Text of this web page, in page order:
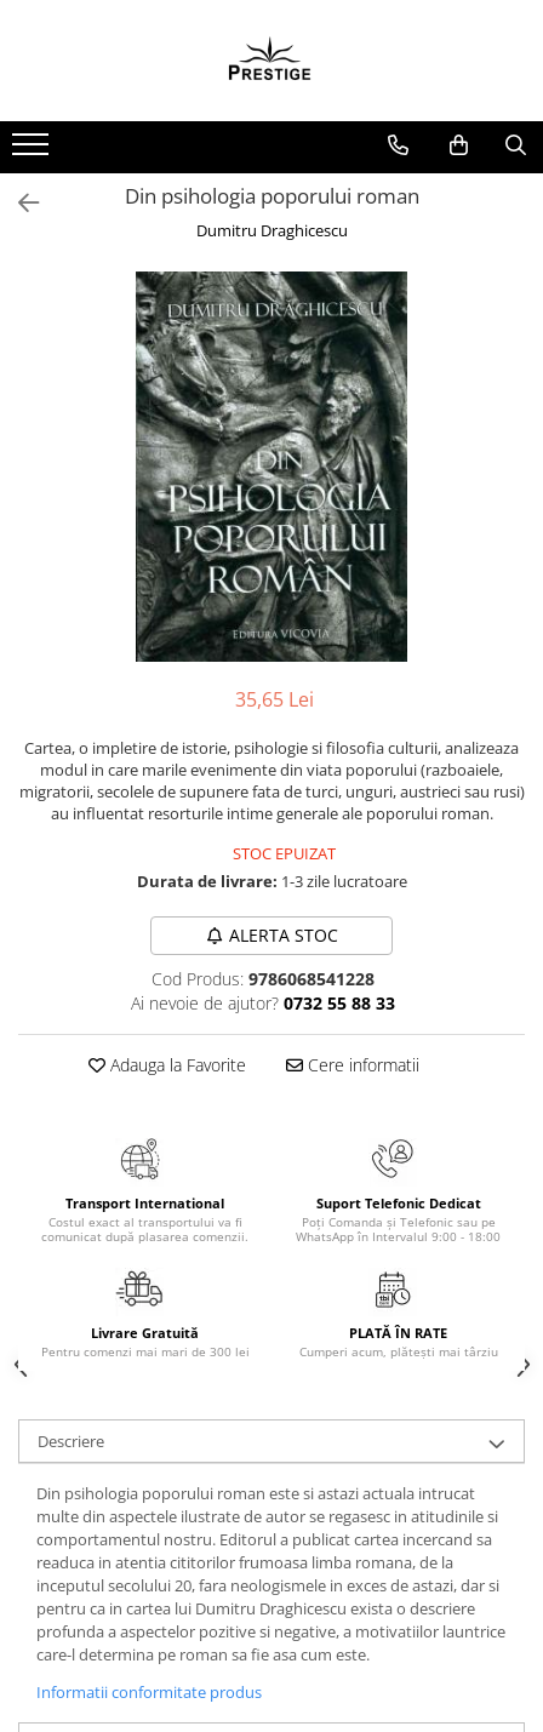
Noutati
Promotii
Pachete Speciale Carti
Spiritualitate - Ezoterism
Arte Divinatorii
Dezvoltare Spirituala
KidConnection
New Illuminati Files
Parapsihologie
ReConnect
Religie
Crestinism
Vindecare Spirituala
Gastronomik
Medicina & Farmacie
Medicina Pentru Toti
Starea de bine
Terapii Alternative
Beletristica
Biografii, Memorii, Jurnale
Carti erotice
Carti pentru Adolescenti, Young
Adult
Crime, Thriller, Mistery
Literatura Romana
Din psihologia poporului roman
Dumitru Draghicescu
35,65 Lei
Cartea, o impletire de istorie, psihologie si filosofia culturii, analizeaza
modul in care marile evenimente din viata poporului (razboaiele,
migratorii, secolele de supunere fata de turci, unguri, austrieci sau rusi)
au influentat resorturile intime generale ale poporului roman.
STOC EPUIZAT
Durata de livrare: 1-3 zile lucratoare
ALERTA STOC
Cod Produs: 9786068541228
Ai nevoie de ajutor? 0732 55 88 33
Adauga la Favorite Cere informatii
Transport International
Costul exact al transportului va fi
comunicat după plasarea comenzii.
Suport Telefonic Dedicat
Poți Comanda și Telefonic sau pe
WhatsApp în Intervalul 9:00 - 18:00
Livrare Gratuită
Pentru comenzi mai mari de 300 lei
PLATĂ ÎN RATE
Cumperi acum, plătești mai târziu
Descriere
Din psihologia poporului roman este si astazi actuala intrucat
multe din aspectele ilustrate de autor se regasesc in atitudinile si
comportamentul nostru. Editorul a publicat cartea incercand sa
readuca in atentia cititorilor frumoasa limba romana, de la
inceputul secolului 20, fara neologismele in exces de astazi, dar si
pentru ca in cartea lui Dumitru Draghicescu exista o descriere
profunda a aspectelor pozitive si negative, a motivatiilor launtrice
care-l determina pe roman sa fie asa cum este.
Informatii conformitate produs